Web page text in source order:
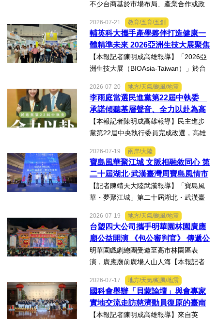
不少台商基於市場布局、產業合作或政
陸。然而，看似便利的投資模式，卻可
能隱藏股權歸屬、投資收益、經營控制
權及法律責任等風險，一旦...
2026-07-21 教育/五育/五創
輔英科大攜手產學夥伴打造健康一
體精準未來 2026亞洲生技大展聚焦
精準健康創新實力
【本報記者陳明成高雄報導】「2026亞
洲生技大展（BIOAsia-Taiwan）」於台
研發長葉耀宗率團隊以「健康一體．精
準未來」為主題參展，展現產學合作夥
伴展示精準健康、生物科...
2026-07-20 地方/天氣/颱風/地震
李雨庭當選民進黨第22屆中執委
承諾傾聽基層聲音、全力以赴為高
雄與台灣努力
【本報記者陳明成高雄報導】民主進步
黨第22屆中央執行委員完成改選，高雄
表示，能夠獲得黨內同志的肯定與支
持，深感榮幸，也肩負更重大的責任，
未來將秉持初心，做好黨與地...
2026-07-19 兩岸/大陸
寶島風華聚江城 文脈相融敘同心 第
二十屆湖北·武漢臺灣周寶島風情市
集暨文化交流之夜在漢溫情上演
【記者陳靖天大陸武漢報導】「寶島風
華・夢聚江城」第二十屆湖北・武漢臺
16日晚上在武漢武商夢時代一樓中庭溫
情上演，歌聲文脈聯結兩地，這場融美
食、文創、歌舞、匠人分享...
2026-07-19 地方/天氣/颱風/地震
台塑四大公司攜手明華園林園廣應
廟公益開演 《包公審判官》 傳遞公
義與自省精神
明華園戲劇總團受邀至高市林園區表
演，廣應廟前廣場人山人海【本報記者
台塑石化等四大公司邀請由當家小生孫
翠鳳領軍的明華園戲劇總團，周末晚在
高雄市林園區廣應廟公益演...
2026-07-17 地方/天氣/颱風/地震
國科會舉辦「貝蒙論壇」與會專家
實地交流走訪慈濟動員復原的臺南
楠西地震及丹娜絲風災區
【本報記者陳明成高雄報導】來自英